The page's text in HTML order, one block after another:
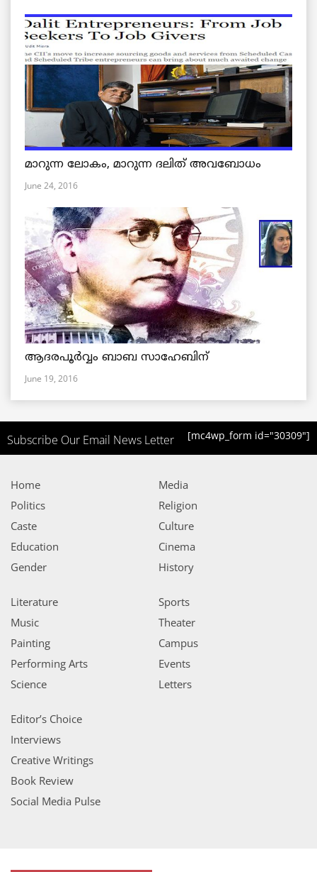
മാറുന്ന ലോകം, മാറുന്ന ദലിത് അവബോധം
June 24, 2016
ആദരപൂര്‍വ്വം ബാബ സാഹേബിന്
June 19, 2016
Subscribe Our Email News Letter [mc4wp_form id="30309"]
Home
Politics
Caste
Education
Gender
Media
Religion
Culture
Cinema
History
Literature
Music
Painting
Performing Arts
Science
Sports
Theater
Campus
Events
Letters
Editor’s Choice
Interviews
Creative Writings
Book Review
Social Media Pulse